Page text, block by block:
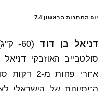
יום התחרות הראשון 7.4
דניאל בן דוד
(60-
סולטבייב האוזבקי